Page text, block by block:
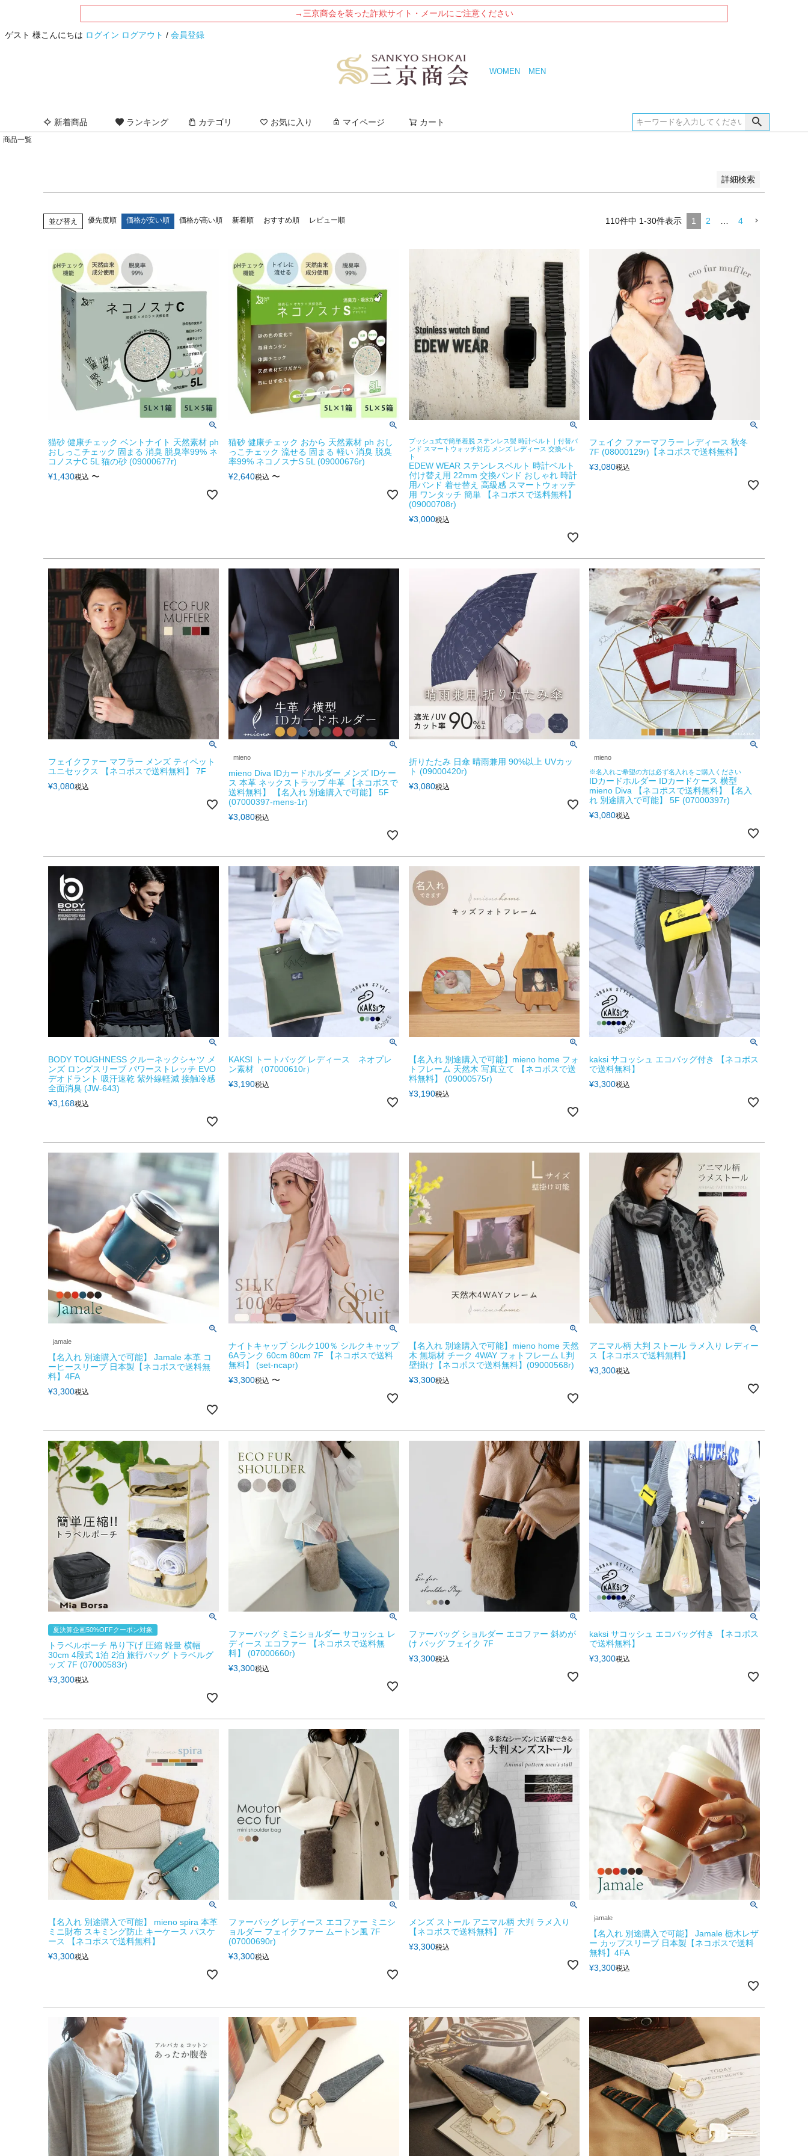
→三京商会を装った詐欺サイト・メールにご注意ください
ゲスト 様こんにちは ログイン ログアウト / 会員登録
WOMEN MEN
新着商品 ランキング カテゴリ お気に入り マイページ カート
商品一覧
詳細検索
サイズ
指定なし
S(7号) M(9号) L(11号)
並び替え 優先度順 価格が安い順 価格が高い順 新着順 おすすめ順 レビュー順 110件中 1-30件表示 1 2 … 4
猫砂 健康チェック ベントナイト 天然素材 ph
おしっこチェック 固まる 消臭 脱臭率99% ネ
コノスナC 5L 猫の砂 (09000677r)
¥1,430税込 〜
猫砂 健康チェック おから 天然素材 ph おし
っこチェック 流せる 固まる 軽い 消臭 脱臭
率99% ネコノスナS 5L (09000676r)
¥2,640税込 〜
プッシュ式で簡単着脱 ステンレス製 時計ベルト｜付替バ
ンド スマートウォッチ対応 メンズ レディース 交換ベル
ト
EDEW WEAR ステンレスベルト 時計ベルト
付け替え用 22mm 交換バンド おしゃれ 時計
用バンド 着せ替え 高級感 スマートウォッチ
用 ワンタッチ 簡単 【ネコポスで送料無料】
(09000708r)
¥3,000税込
フェイク ファーマフラー レディース 秋冬
7F (08000129r)【ネコポスで送料無料】
¥3,080税込
フェイクファー マフラー メンズ ティペット
ユニセックス 【ネコポスで送料無料】 7F
¥3,080税込
mieno
mieno Diva IDカードホルダー メンズ IDケー
ス 本革 ネックストラップ 牛革 【ネコポスで
送料無料】 【名入れ 別途購入で可能】 5F
(07000397-mens-1r)
¥3,080税込
折りたたみ 日傘 晴雨兼用 90%以上 UVカッ
ト (09000420r)
¥3,080税込
mieno
※名入れご希望の方は必ず名入れをご購入ください
IDカードホルダー IDカードケース 横型
mieno Diva 【ネコポスで送料無料】【名入
れ 別途購入で可能】 5F (07000397r)
¥3,080税込
BODY TOUGHNESS クルーネックシャツ メ
ンズ ロングスリーブ パワーストレッチ EVO
デオドラント 吸汗速乾 紫外線軽減 接触冷感
全面消臭 (JW-643)
¥3,168税込
KAKSI トートバッグ レディース ネオプレ
ン素材 （07000610r）
¥3,190税込
【名入れ 別途購入で可能】mieno home フォ
トフレーム 天然木 写真立て 【ネコポスで送
料無料】 (09000575r)
¥3,190税込
kaksi サコッシュ エコバッグ付き 【ネコポス
で送料無料】
¥3,300税込
jamale
【名入れ 別途購入で可能】 Jamale 本革 コ
ーヒースリーブ 日本製【ネコポスで送料無
料】4FA
¥3,300税込
ナイトキャップ シルク100％ シルクキャップ
6Aランク 60cm 80cm 7F 【ネコポスで送料
無料】 (set-ncapr)
¥3,300税込 〜
【名入れ 別途購入で可能】mieno home 天然
木 無垢材 チーク 4WAY フォトフレーム L判
壁掛け【ネコポスで送料無料】(09000568r)
¥3,300税込
アニマル柄 大判 ストール ラメ入り レディー
ス【ネコポスで送料無料】
¥3,300税込
夏決算企画50%OFFクーポン対象
トラベルポーチ 吊り下げ 圧縮 軽量 横幅
30cm 4段式 1泊 2泊 旅行バッグ トラベルグ
ッズ 7F (07000583r)
¥3,300税込
ファーバッグ ミニショルダー サコッシュ レ
ディース エコファー 【ネコポスで送料無
料】 (07000660r)
¥3,300税込
ファーバッグ ショルダー エコファー 斜めが
け バッグ フェイク 7F
¥3,300税込
kaksi サコッシュ エコバッグ付き 【ネコポス
で送料無料】
¥3,300税込
【名入れ 別途購入で可能】 mieno spira 本革
ミニ財布 スキミング防止 キーケース パスケ
ース 【ネコポスで送料無料】
¥3,300税込
ファーバッグ レディース エコファー ミニシ
ョルダー フェイクファー ムートン風 7F
(07000690r)
¥3,300税込
メンズ ストール アニマル柄 大判 ラメ入り
【ネコポスで送料無料】 7F
¥3,300税込
jamale
【名入れ 別途購入で可能】 Jamale 栃木レザ
ー カップスリーブ 日本製【ネコポスで送料
無料】4FA
¥3,300税込